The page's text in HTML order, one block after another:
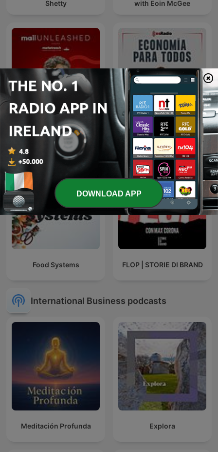
Shetty with Eoin McGee
Mail Unleashed with Rory
Sutherland
Economía Para Todos
Food Systems FLOP | STORIE DI BRAND
International Business podcasts
Meditación Profunda Explora
DOWNLOAD APP